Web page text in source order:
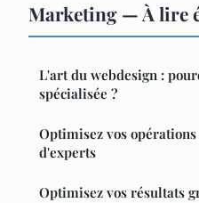
Marketing — À lire
L'art du webdesign :
spécialisée ?
Optimisez vos opérations
d'experts
Optimisez vos résultats